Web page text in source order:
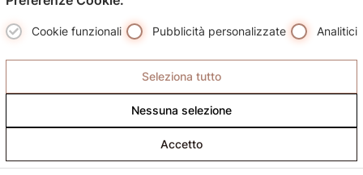
Servizi
Contatti
Cookie funzionali Pubblicità personalizzate Analitici
Seleziona tutto
Nessuna selezione
Accetto